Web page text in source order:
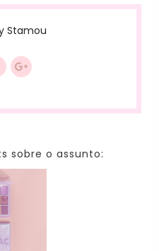
Stamou
sobre o assunto: